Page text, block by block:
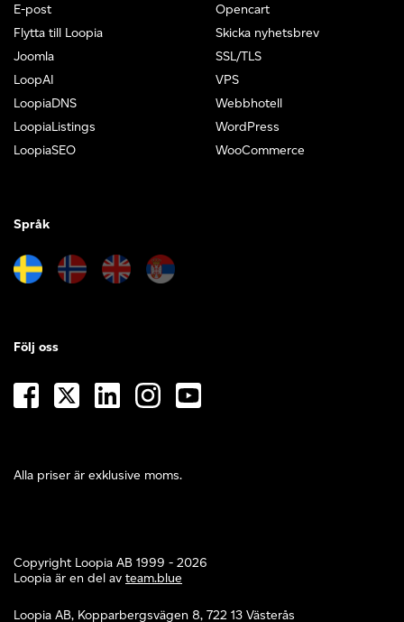
E-post
Flytta till Loopia
Joomla
LoopAI
LoopiaDNS
LoopiaListings
LoopiaSEO
Opencart
Skicka nyhetsbrev
SSL/TLS
VPS
Webbhotell
WordPress
WooCommerce
Språk
Alla priser är exklusive moms.
Följ oss
Copyright Loopia AB 1999 - 2026
Loopia är en del av team.blue
Loopia AB, Kopparbergsvägen 8, 722 13 Västerås